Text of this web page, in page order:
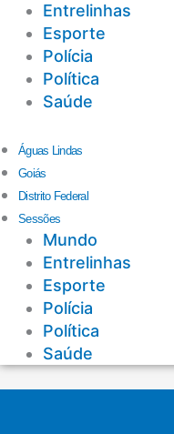
Entrelinhas
Esporte
Polícia
Política
Saúde
Águas Lindas
Goiás
Distrito Federal
Sessões
Mundo
Entrelinhas
Esporte
Polícia
Política
Saúde